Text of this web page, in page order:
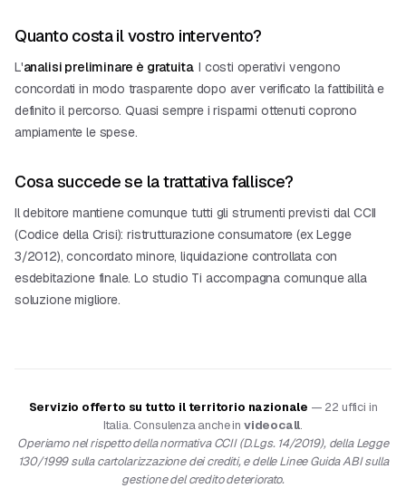
Quanto costa il vostro intervento?
L'analisi preliminare è gratuita. I costi operativi vengono
concordati in modo trasparente dopo aver verificato la fattibilità e
definito il percorso. Quasi sempre i risparmi ottenuti coprono
ampiamente le spese.
Cosa succede se la trattativa fallisce?
Il debitore mantiene comunque tutti gli strumenti previsti dal CCII
(Codice della Crisi):ristrutturazione consumatore (ex Legge
3/2012),concordato minore,liquidazione controllatacon
esdebitazione finale. Lo studio Ti accompagna comunque alla
soluzione migliore.
Servizio offerto su tutto il territorio nazionale — 22 uffici in
Italia. Consulenza anche in videocall.
Operiamo nel rispetto della normativa CCII (D.Lgs. 14/2019), della Legge
130/1999 sulla cartolarizzazione dei crediti, e delle Linee Guida ABI sulla
gestione del credito deteriorato.